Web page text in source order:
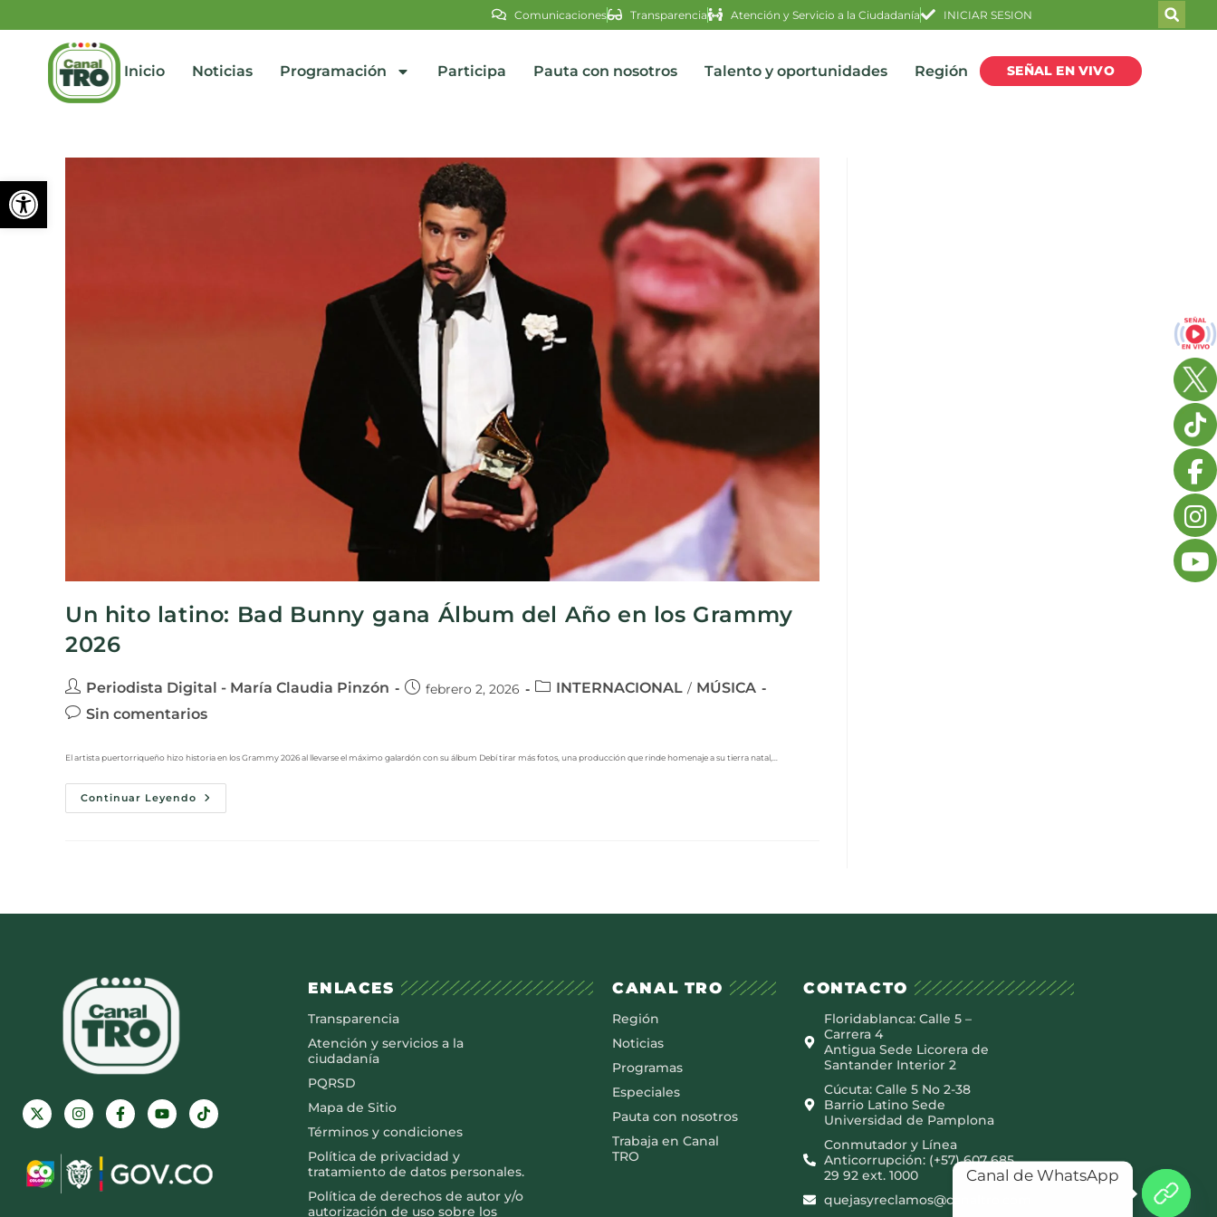
Abrir barra de herramientas
Comunicaciones Transparencia Atención y Servicio a la Ciudadanía INICIAR SESION
Inicio Noticias Programación Participa Pauta con nosotros Talento y oportunidades Región SEÑAL EN VIVO
Un hito latino: Bad Bunny gana Álbum del Año en los Grammy
2026
Periodista Digital - María Claudia Pinzón febrero 2, 2026 INTERNACIONAL / MÚSICA
Sin comentarios
El artista puertorriqueño hizo historia en los Grammy 2026 al llevarse el máximo galardón con su álbum Debí tirar más fotos, una producción que rinde homenaje a su tierra natal,…
Continuar Leyendo
ENLACES
Transparencia
Atención y servicios a la
ciudadanía
PQRSD
Mapa de Sitio
Términos y condiciones
Política de privacidad y
tratamiento de datos personales.
Política de derechos de autor y/o
autorización de uso sobre los
CANAL TRO
Región
Noticias
Programas
Especiales
Pauta con nosotros
Trabaja en Canal
TRO
CONTACTO
Floridablanca: Calle 5 –
Carrera 4
Antigua Sede Licorera de
Santander Interior 2
Cúcuta: Calle 5 No 2-38
Barrio Latino Sede
Universidad de Pamplona
Conmutador y Línea
Anticorrupción: (+57) 607 685
29 92 ext. 1000
quejasyreclamos@canaltro.com
Canal de WhatsApp